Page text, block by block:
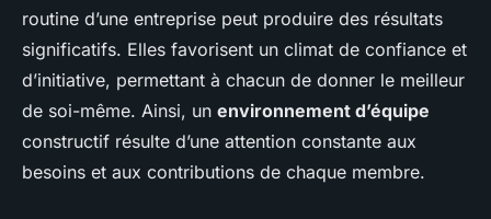
routine d’une entreprise peut produire des résultats
significatifs. Elles favorisent un climat de confiance et
d’initiative, permettant à chacun de donner le meilleur
de soi-même. Ainsi, un environnement d’équipe
constructif résulte d’une attention constante aux
besoins et aux contributions de chaque membre.